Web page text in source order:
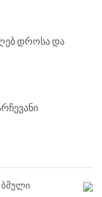
დროსა და
ბმული